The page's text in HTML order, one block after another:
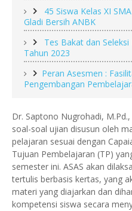
45 Siswa Kelas XI
Gladi Bersih ANBK
Tes Bakat dan
Tahun 2023
Peran Asesmen :
Pengembangan
Dr. Saptono Nugrohadi,
soal-soal ujian disusun oleh
pelajaran sesuai dengan
Tujuan Pembelajaran (TP)
semester ini. ASAS akan
tertulis berbasis kertas, yang
materi yang diajarkan dan
kompetensi siswa secara